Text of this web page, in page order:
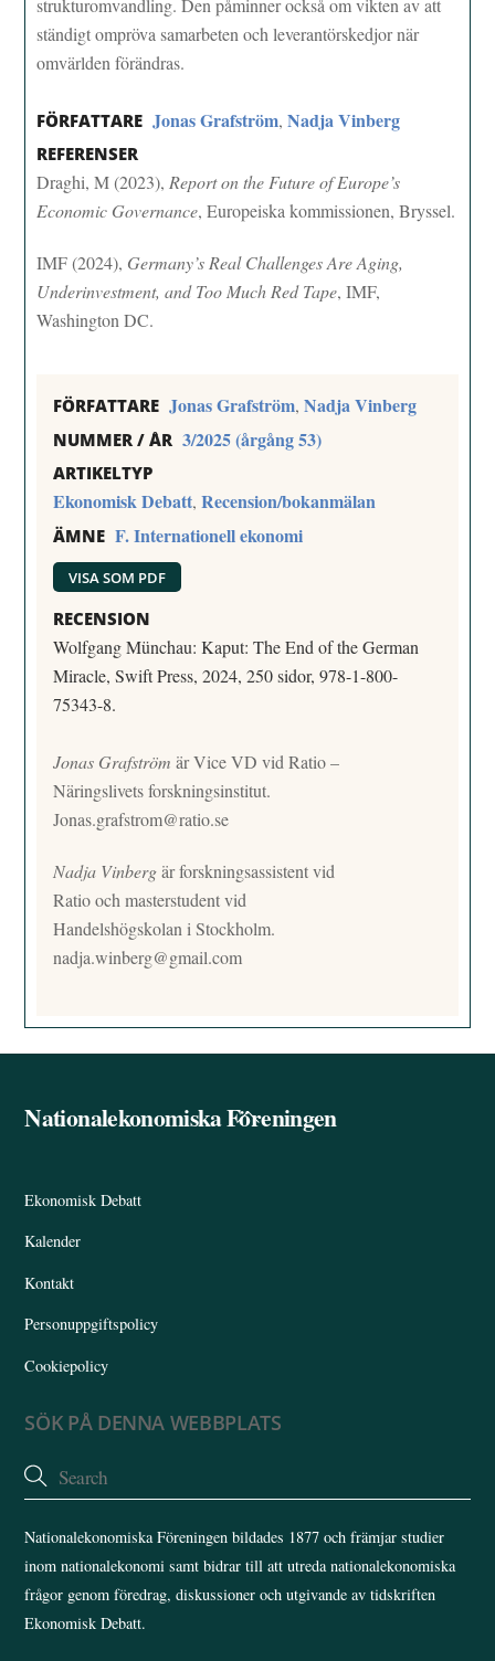
strukturomvandling. Den påminner också om vikten av att
ständigt ompröva samarbeten och leverantörskedjor när
omvärlden förändras.
FÖRFATTARE Jonas Grafström,Nadja Vinberg
REFERENSER
Draghi, M (2023),Report on the Future of Europe’s
Economic Governance, Europeiska kommissionen, Bryssel.
IMF (2024), Germany’s Real Challenges Are Aging,
Underinvestment, and Too Much Red Tape, IMF,
Washington DC.
FÖRFATTARE Jonas Grafström,Nadja Vinberg
NUMMER / ÅR 3/2025 (årgång 53)
ARTIKELTYP
Ekonomisk Debatt,Recension/bokanmälan
ÄMNE F. Internationell ekonomi
VISA SOM PDF
RECENSION
Wolfgang Münchau: Kaput: The End of the German
Miracle, Swift Press, 2024, 250 sidor, 978-1-800-
75343-8.
Jonas Grafströmär Vice VD vid Ratio –
Näringslivets forskningsinstitut.
Jonas.grafstrom@ratio.se
Nadja Vinbergär forskningsassistent vid
Ratio och masterstudent vid
Handelshögskolan i Stockholm.
nadja.winberg@gmail.com
Back
Nationalekonomiska Föreningen
Ekonomisk Debatt
Kalender
Kontakt
Personuppgiftspolicy
Cookiepolicy
SÖK PÅ DENNA WEBBPLATS
Nationalekonomiska Föreningen bildades 1877 och främjar studier
inom nationalekonomi samt bidrar till att utreda nationalekonomiska
frågor genom föredrag, diskussioner och utgivande av tidskriften
Ekonomisk Debatt.